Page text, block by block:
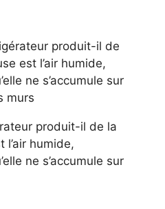
produit-il de la
l’air humide,
ne s’accumule sur